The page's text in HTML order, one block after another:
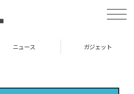
toggle
ニュース ガジェット